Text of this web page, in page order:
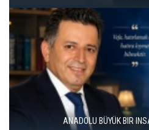
ÜNAL ERSÖZLÜ’NÜN YENİ ŞİİR